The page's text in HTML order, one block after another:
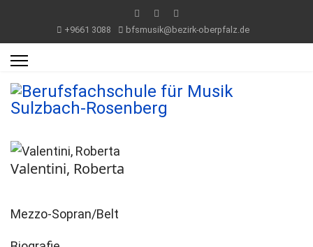
+9661 3088 bfsmusik@bezirk-oberpfalz.de
Valentini, Roberta
Mezzo-Sopran/Belt